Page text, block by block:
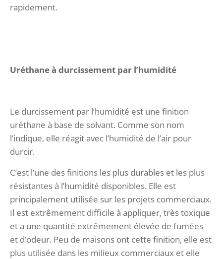
rapidement.
Uréthane à durcissement par l’humidité
Le durcissement par l’humidité est une finition
uréthane à base de solvant. Comme son nom
l’indique, elle réagit avec l’humidité de l’air pour
durcir.
C’est l’une des finitions les plus durables et les plus
résistantes à l’humidité disponibles. Elle est
principalement utilisée sur les projets commerciaux.
Il est extrêmement difficile à appliquer, très toxique
et a une quantité extrêmement élevée de fumées
et d’odeur. Peu de maisons ont cette finition, elle est
plus utilisée dans les milieux commerciaux et elle